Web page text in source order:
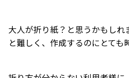
大人が折り紙？と思うかもしれ
と難しく、作成するのにとても